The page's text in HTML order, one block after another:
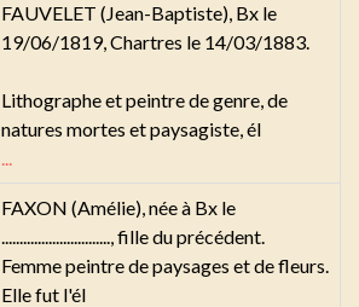
FAUVELET (Jean-Baptiste), Bx le
19/06/1819, Chartres le 14/03/1883.
Lithographe et peintre de genre, de
natures mortes et paysagiste, él
FAXON (Amélie), née à Bx le
.............................., fille du précédent.
Femme peintre de paysages et de fleurs.
Elle fut l'él